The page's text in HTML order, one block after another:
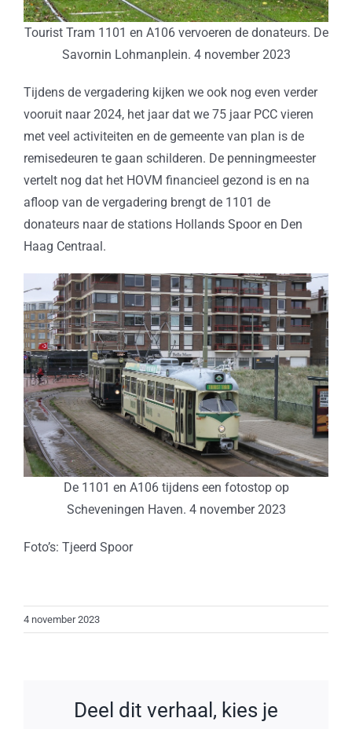
Tourist Tram 1101 en A106 vervoeren de donateurs. De
Savornin Lohmanplein. 4 november 2023
Tijdens de vergadering kijken we ook nog even verder
vooruit naar 2024, het jaar dat we 75 jaar PCC vieren
met veel activiteiten en de gemeente van plan is de
remisedeuren te gaan schilderen. De penningmeester
vertelt nog dat het HOVM financieel gezond is en na
afloop van de vergadering brengt de 1101 de
donateurs naar de stations Hollands Spoor en Den
Haag Centraal.
De 1101 en A106 tijdens een fotostop op
Scheveningen Haven. 4 november 2023
Foto’s: Tjeerd Spoor
4 november 2023
Deel dit verhaal, kies je